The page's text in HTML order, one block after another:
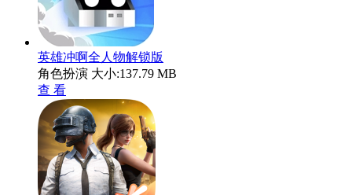
英雄冲啊全人物解锁版
角色扮演 大小:137.79 MB
查 看